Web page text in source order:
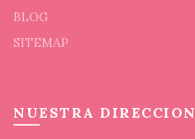
BLOG
SITEMAP
NUESTRA DIRECCION